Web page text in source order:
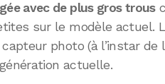
avec de plus gros trous
sur le modèle actuel.
photo (à l’instar de
actuelle.